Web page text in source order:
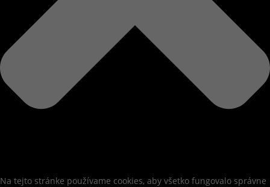
Na tejto stránke používame cookies, aby všetko fungovalo správne